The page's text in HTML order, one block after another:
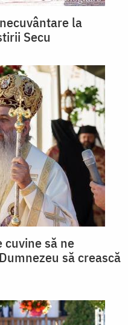
la
Secu
cuvine să ne
să crească